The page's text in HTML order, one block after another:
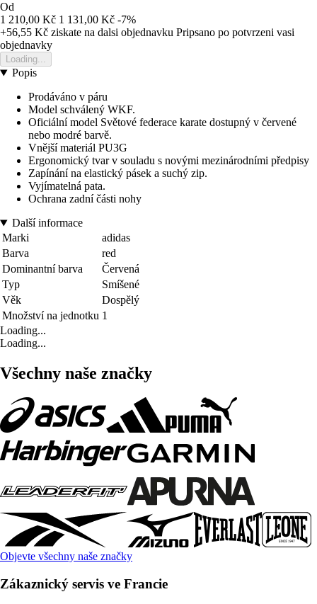
Od
1 210,00 Kč 1 131,00 Kč -7%
+56,55 Kč ziskate na dalsi objednavku Pripsano po potvrzeni vasi
objednavky
Loading...
Popis
Prodáváno v páru
Model schválený WKF.
Oficiální model Světové federace karate dostupný v červené
nebo modré barvě.
Vnější materiál PU3G
Ergonomický tvar v souladu s novými mezinárodními předpisy
Zapínání na elastický pásek a suchý zip.
Vyjímatelná pata.
Ochrana zadní části nohy
Další informace
Marki
adidas
Barva
red
Dominantní barva
Červená
Typ
Smíšené
Věk
Dospělý
Množství na jednotku 1
Loading...
Loading...
Všechny naše značky
Objevte všechny naše značky
Zákaznický servis ve Francie